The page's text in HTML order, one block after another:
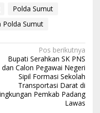
Polda Sumut
Polda Sumut
Pos berikutnya
Bupati Serahkan SK PNS
dan Calon Pegawai Negeri
Sipil Formasi Sekolah
Transportasi Darat di
Pemkab Padang
Lawas